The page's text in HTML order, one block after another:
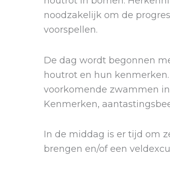
noodzakelijk om de
voorspellen.
De dag wordt begonnen
houtrot en hun
voorkomende zwammen
Kenmerken,
In de middag is er tijd om
brengen en/of een